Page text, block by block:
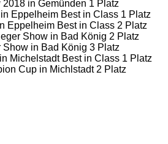
2018 in Gemünden 1 Platz
Eppelheim Best in Class 1 Platz
Eppelheim Best in Class 2 Platz
Show in Bad König 2 Platz
Show in Bad König 3 Platz
Michelstadt Best in Class 1 Platz
Cup in Michlstadt 2 Platz